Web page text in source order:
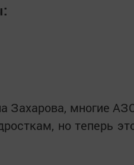
Захарова, многие
но теперь